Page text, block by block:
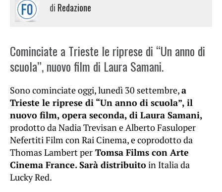
di Redazione
Cominciate a Trieste le riprese di “Un anno di
scuola”, nuovo film di Laura Samani.
Sono cominciate oggi, lunedì 30 settembre,a
Trieste le riprese di “Un anno di scuola”, il
nuovo film, opera seconda, di Laura Samani,
prodotto da Nadia Trevisan e Alberto Fasuloper
Nefertiti Film con Rai Cinema, e coprodotto da
Thomas Lambert per Tomsa Films con Arte
Cinema France. Sarà distribuitoin Italia da
Lucky Red.